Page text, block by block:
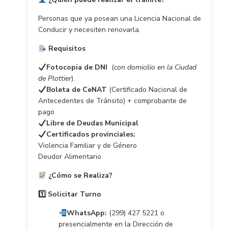
Personas que ya posean una Licencia Nacional de
Conducir y necesiten renovarla.
Requisitos
Fotocopia de DNI (con domicilio en la Ciudad
de Plottier).
Boleta de CeNAT (Certificado Nacional de
Antecedentes de Tránsito) + comprobante de
pago
Libre de Deudas Municipal
Certificados provinciales:
Violencia Familiar y de Género
Deudor Alimentario
¿Cómo se Realiza?
1️⃣ Solicitar Turno
WhatsApp: (299) 427 5221 o
presencialmente en la Dirección de